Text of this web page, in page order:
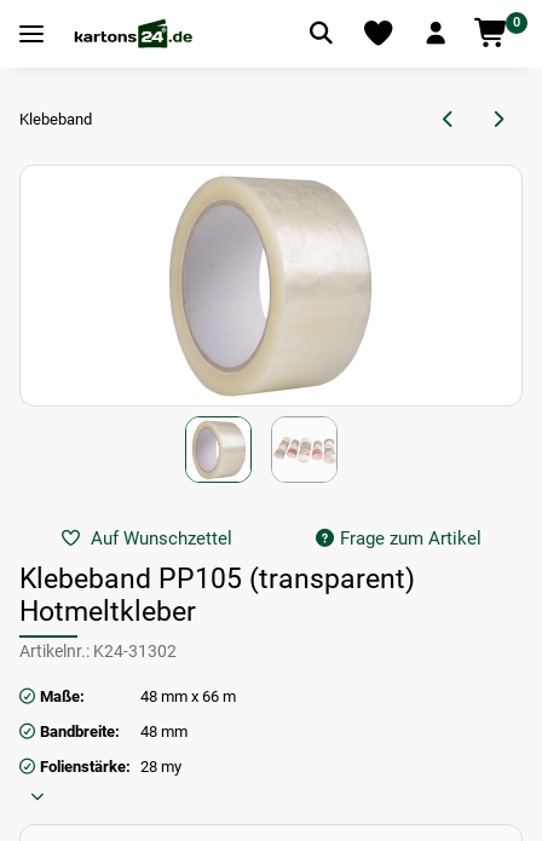
0
Klebeband
Auf Wunschzettel Frage zum Artikel
Klebeband PP105 (transparent)
Hotmeltkleber
Artikelnr.: K24-31302
Maße:
48 mm x 66 m
Bandbreite:
48 mm
Folienstärke: 28 my